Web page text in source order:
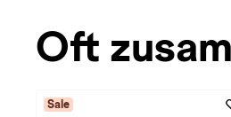
Oft
Sale